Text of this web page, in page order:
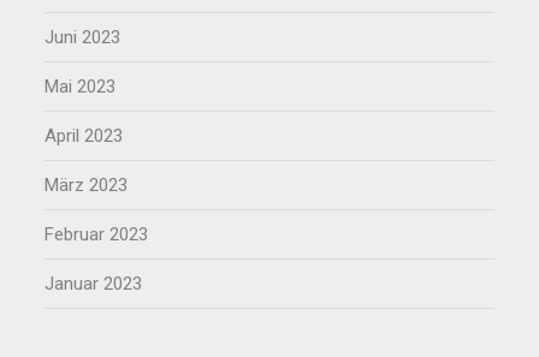
Juni 2023
Mai 2023
April 2023
März 2023
Februar 2023
Januar 2023